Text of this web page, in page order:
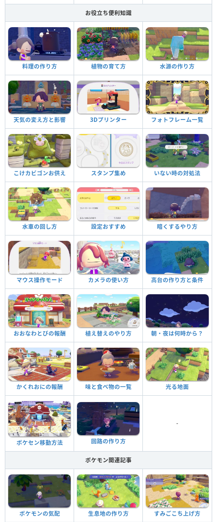
お役立ち便利知識
料理の作り方 植物の育て方 水源の作り方
天気の変え方と影響 3Dプリンター フォトフレーム一覧
こけカビゴンお供え スタンプ集め いない時の対処法
水車の回し方 設定おすすめ 暗くするやり方
マウス操作モード カメラの使い方 高台の作り方と条件
おおなわとびの報酬 植え替えのやり方 朝・夜は何時から？
かくれおにの報酬 味と食べ物の一覧 光る地面
ポケセン移動方法 回路の作り方
-
ポケモン関連記事
ポケモンの気配 生息地の作り方 すみごこち上げ方